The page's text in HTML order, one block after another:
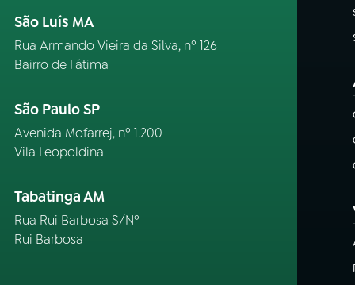
São Luís MA
Rua Armando Vieira da Silva, nº 126
Bairro de Fátima
São Paulo SP
Avenida Mofarrej, nº 1.200
Vila Leopoldina
Tabatinga AM
Rua Rui Barbosa S/Nº
Rui Barbosa